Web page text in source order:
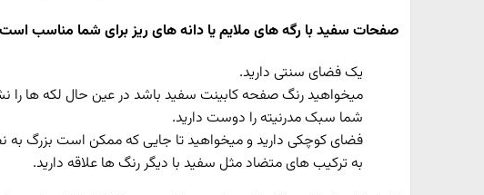
صفحات سفید با رگه های ملایم یا دانه های ریز برای شما مناسب است
یک فضای سنتی دارید.
میخواهید رنگ صفحه کابینت سفید باشد در عین حال لکه ها را
شما سبک مدرنیته را دوست دارید.
فضای کوچکی دارید و میخواهید تا جایی که ممکن است بزرگ به
به ترکیب های متضاد مثل سفید با دیگر رنگ ها علاقه دارید.